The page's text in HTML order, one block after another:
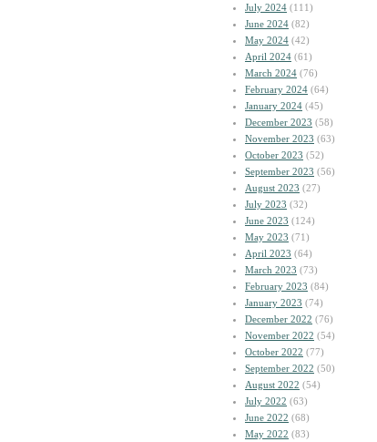
July 2024 (111)
June 2024 (82)
May 2024 (42)
April 2024 (61)
March 2024 (76)
February 2024 (64)
January 2024 (45)
December 2023 (58)
November 2023 (63)
October 2023 (52)
September 2023 (56)
August 2023 (27)
July 2023 (32)
June 2023 (124)
May 2023 (71)
April 2023 (64)
March 2023 (73)
February 2023 (84)
January 2023 (74)
December 2022 (76)
November 2022 (54)
October 2022 (77)
September 2022 (50)
August 2022 (54)
July 2022 (63)
June 2022 (68)
May 2022 (83)